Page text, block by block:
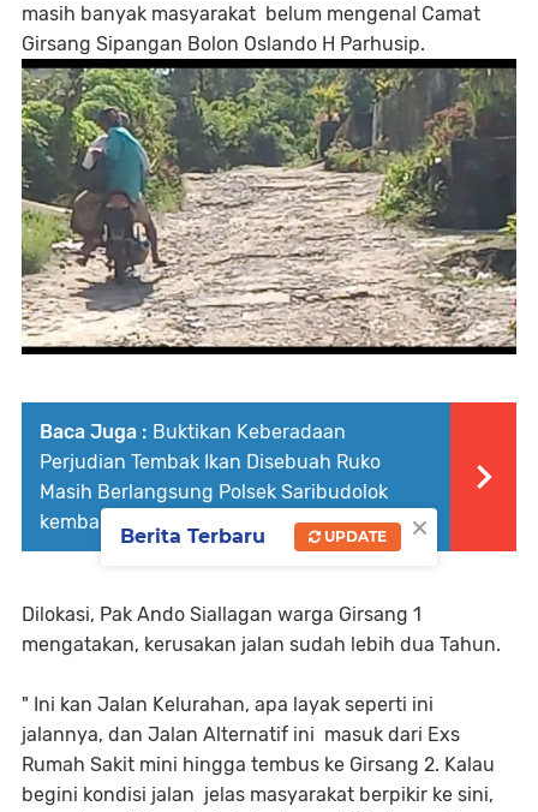
masih banyak masyarakat belum mengenal Camat
Girsang Sipangan Bolon Oslando H Parhusip.
Baca Juga : Buktikan Keberadaan
Perjudian Tembak Ikan Disebuah Ruko
Masih Berlangsung Polsek Saribudolok
kembali Cek ke Lokasi
Dilokasi, Pak Ando Siallagan warga Girsang 1
mengatakan, kerusakan jalan sudah lebih dua Tahun.
" Ini kan Jalan Kelurahan, apa layak seperti ini
jalannya, dan Jalan Alternatif ini masuk dari Exs
Rumah Sakit mini hingga tembus ke Girsang 2. Kalau
begini kondisi jalan jelas masyarakat berpikir ke sini,
×
Berita Terbaru UPDATE